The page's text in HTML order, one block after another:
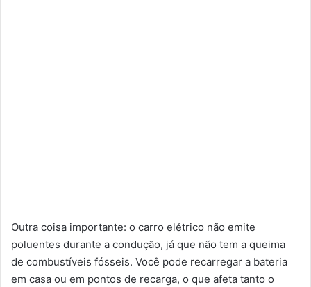
Outra coisa importante: o carro elétrico não emite
poluentes durante a condução, já que não tem a queima
de combustíveis fósseis. Você pode recarregar a bateria
em casa ou em pontos de recarga, o que afeta tanto o